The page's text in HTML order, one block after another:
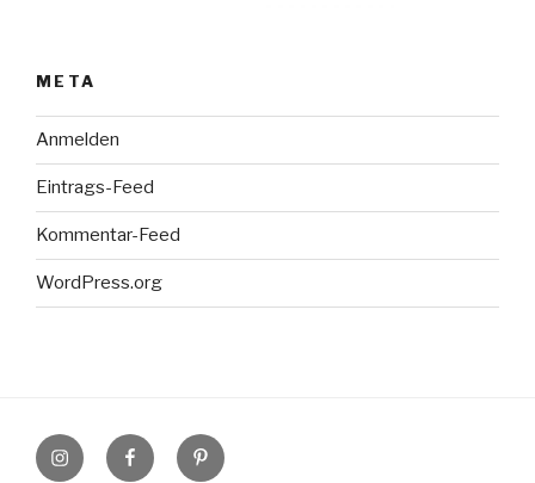
META
Anmelden
Eintrags-Feed
Kommentar-Feed
WordPress.org
InstagramFacebookPinterest